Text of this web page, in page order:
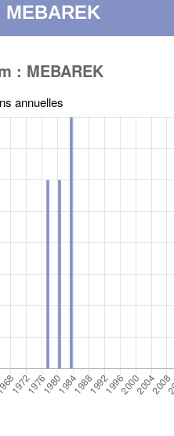
MEBAREK